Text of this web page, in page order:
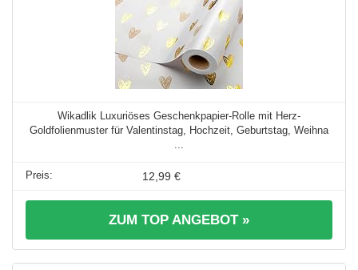
Wikadlik Luxuriöses Geschenkpapier-Rolle mit Herz-
Goldfolienmuster für Valentinstag, Hochzeit, Geburtstag, Weihna
12,99 €
ZUM TOP ANGEBOT »